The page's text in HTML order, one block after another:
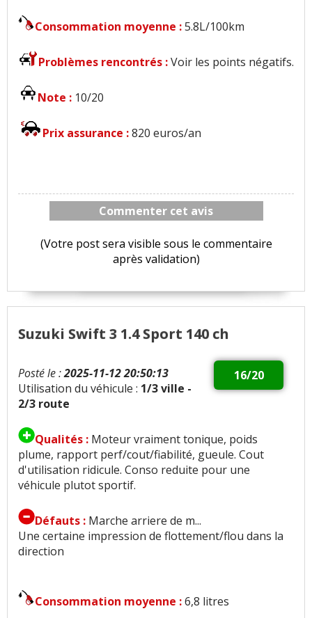
Consommation moyenne :5.8L/100km
Problèmes rencontrés :Voir les points négatifs.
Note : 10/20
Prix assurance :820 euros/an
Commenter cet avis
(Votre post sera visible sous le commentaire
après validation)
Suzuki Swift 3 1.4 Sport 140 ch
16/20
Posté le :2025-11-12 20:50:13
Utilisation du véhicule : 1/3 ville -
2/3 route
Qualités : Moteur vraiment tonique, poids
plume, rapport perf/cout/fiabilité, gueule. Cout
d'utilisation ridicule. Conso reduite pour une
véhicule plutot sportif.
Défauts : Marche arriere de m...
Une certaine impression de flottement/flou dans la
direction
Consommation moyenne :6,8 litres